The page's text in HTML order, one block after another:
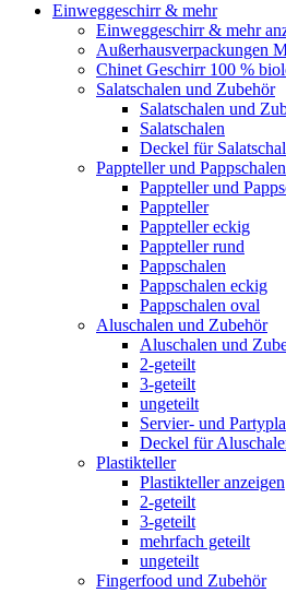
Einweggeschirr & mehr
Einweggeschirr & mehr
Außerhausverpackungen
Chinet Geschirr 100 %
Salatschalen und Zubehör
Salatschalen und
Salatschalen
Deckel für
Pappteller und Pappschalen
Pappteller und
Pappteller
Pappteller eckig
Pappteller rund
Pappschalen
Pappschalen eckig
Pappschalen oval
Aluschalen und Zubehör
Aluschalen und
2-geteilt
3-geteilt
ungeteilt
Servier- und
Deckel für
Plastikteller
Plastikteller anzeigen
2-geteilt
3-geteilt
mehrfach geteilt
ungeteilt
Fingerfood und Zubehör